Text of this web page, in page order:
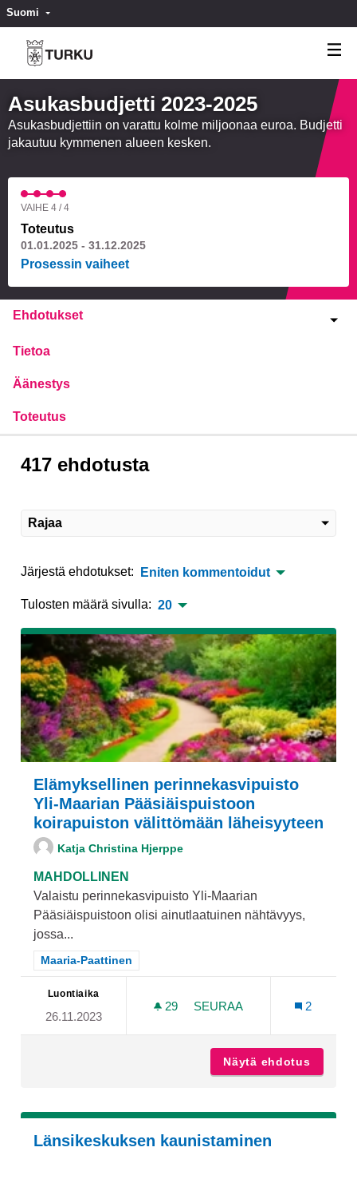
Suomi Valitse kieli
Asukasbudjetti 2023-2025
Asukasbudjettiin on varattu kolme miljoonaa euroa. Budjetti
jakautuu kymmenen alueen kesken.
VAIHE 4 / 4
Toteutus
01.01.2025 - 31.12.2025
Prosessin vaiheet
Ehdotukset
Tietoa
Äänestys
Toteutus
417 ehdotusta
Rajaa
Järjestä ehdotukset: Eniten kommentoidut
Tulosten määrä sivulla: 20
Elämyksellinen perinnekasvipuisto
Yli-Maarian Pääsiäispuistoon
koirapuiston välittömään läheisyyteen
Katja Christina Hjerppe
MAHDOLLINEN
Valaistu perinnekasvipuisto Yli-Maarian
Pääsiäispuistoon olisi ainutlaatuinen nähtävyys,
jossa...
Rajaa tulokset teeman mukaan: Maaria-Paattinen
Maaria-Paattinen
Luontiaika
26.11.2023
29 29 SEURAAJAA
SEURAA
2
Näytä ehdotus
Länsikeskuksen kaunistaminen